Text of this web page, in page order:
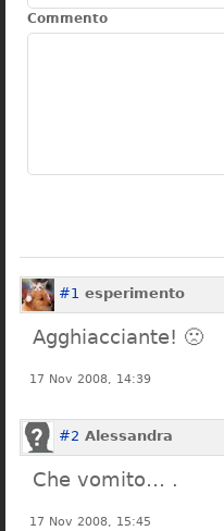
Commento
#1 esperimento
Agghiacciante! 🙁
17 Nov 2008, 14:39
#2 Alessandra
Che vomito… .
17 Nov 2008, 15:45